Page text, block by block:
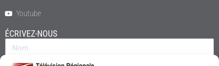
Youtube
ÉCRIVEZ-NOUS